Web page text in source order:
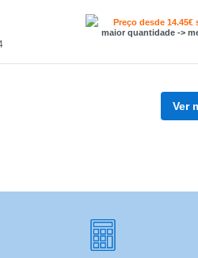
Preço desde 14.45€
maior quantidade ->
Ver